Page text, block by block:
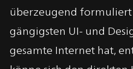
überzeugend
gängigsten UI- und
gesamte Internet hat,